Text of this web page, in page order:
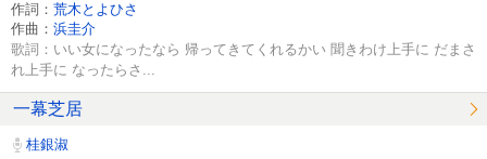
作詞： 荒木とよひさ
作曲： 浜圭介
歌詞：いい女になったなら 帰ってきてくれるかい 聞きわけ上手に だまさ
れ上手に なったらさ...
一幕芝居
桂銀淑